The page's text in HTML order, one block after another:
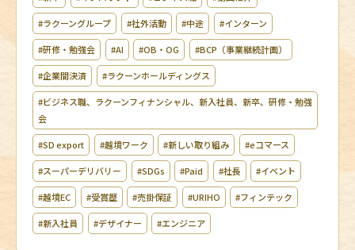
#ラクーングループ #社外活動 #中途 #インターン
#研修・勉強会 #AI #OB・OG #BCP（事業継続計画）
#企業間決済 #ラクーンホールディングス
#ビジネス職、ラクーンフィナンシャル、新入社員、新卒、研修・勉強
会
#SD export #越境ワーク #新しい取り組み #eコマース
#スーパーデリバリー #SDGs #Paid #社長 #イベント
#越境EC #受賞歴 #売掛保証 #URIHO #フィンテック
#新入社員 #デザイナー #エンジニア